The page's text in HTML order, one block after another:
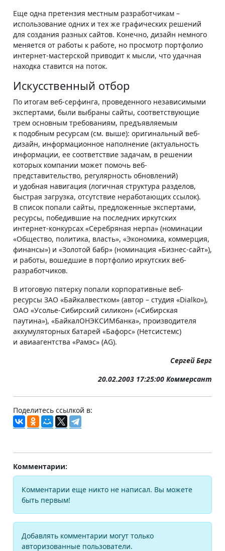
Еще одна претензия местным разработчикам –
использование одних и тех же графических решений
для создания разных сайтов. Конечно, дизайн немного
меняется от работы к работе, но просмотр портфолио
интернет-мастерской приводит к мысли, что удачная
находка ставится на поток.
Искусственный отбор
По итогам веб-серфинга, проведенного независимыми
экспертами, были выбраны сайты, соответствующие
трем основным требованиям, предъявляемым
к подобным ресурсам (см. выше): оригинальный веб-
дизайн, информационное наполнение (актуальность
информации, ее соответствие задачам, в решении
которых компании может помочь веб-
представительство, регулярность обновлений)
и удобная навигация (логичная структура разделов,
быстрая загрузка, отсутствие неработающих ссылок).
В список попали сайты, предложенные экспертами,
ресурсы, победившие на последних иркутских
интернет-конкурсах «Серебряная нерпа» (номинации
«Общество, политика, власть», «Экономика, коммерция,
финансы») и «Золотой бабр» (номинация «Бизнес-сайт»),
и работы, вошедшие в портфолио иркутских веб-
разработчиков.
В итоговую пятерку попали корпоративные веб-
ресурсы ЗАО «Байкалвестком» (автор – студия «Dialko»),
ОАО «Усолье-Сибирский силикон» («Сибирская
паутина»), «БайкалОНЭКСИМбанка», производителя
аккумуляторных батарей «Бафорс» (Нетсистемс)
и авиаагентства «Рамэс» (AG).
Сергей Берг
20.02.2003 17:25:00 Коммерсант
Поделитесь ссылкой в:
Комментарии:
Комментарии еще никто не написал. Вы можете
быть первым!
Добавлять комментарии могут только
авторизованные пользователи.